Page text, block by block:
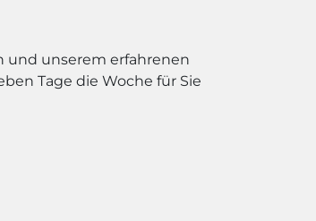
und unserem erfahrenen
Tage die Woche für Sie